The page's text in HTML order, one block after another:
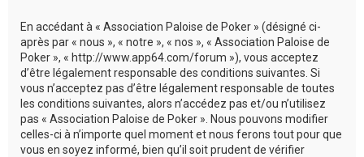
En accédant à « Association Paloise de Poker » (désigné ci-
après par « nous », « notre », « nos », « Association Paloise de
Poker », « http://www.app64.com/forum »), vous acceptez
d’être légalement responsable des conditions suivantes. Si
vous n’acceptez pas d’être légalement responsable de toutes
les conditions suivantes, alors n’accédez pas et/ou n’utilisez
pas « Association Paloise de Poker ». Nous pouvons modifier
celles-ci à n’importe quel moment et nous ferons tout pour que
vous en soyez informé, bien qu’il soit prudent de vérifier